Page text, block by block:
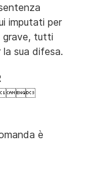
imputati per
grave, tutti
la sua difesa.

è